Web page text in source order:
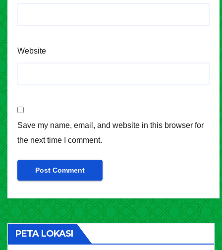
Website
Save my name, email, and website in this browser for
the next time I comment.
PETA LOKASI